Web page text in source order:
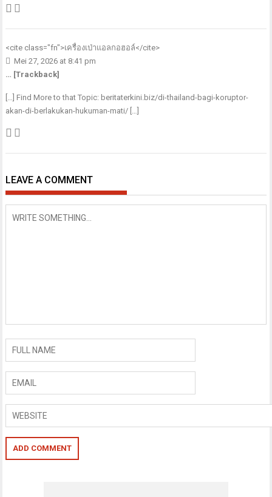
<cite class="fn">เครื่องเป่าแอลกอฮอล์</cite>
Mei 27, 2026 at 8:41 pm
… [Trackback]
[…] Find More to that Topic: beritaterkini.biz/di-thailand-bagi-koruptor-
akan-di-berlakukan-hukuman-mati/ […]
LEAVE A COMMENT